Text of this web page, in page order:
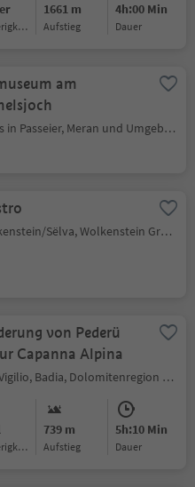
1661 m
Aufstieg
4h:00 Min
Dauer
am
Moos in Passeier, Meran und Umgebung
Wolkenstein/Sëlva, Wolkenstein Gröden, Dolomitenregion Gröden
von Pederü
Capanna Alpina
San Vigilio, Badia, Dolomitenregion Alta Badia
739 m
Aufstieg
5h:10 Min
Dauer